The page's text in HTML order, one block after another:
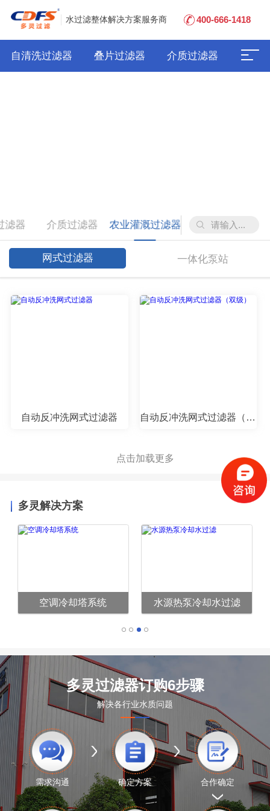
水过滤整体解决方案服务商 400-666-1418
自清洗过滤器 叠片过滤器 介质过滤器
滤器 介质过滤器 农业灌溉过滤器
网式过滤器 一体化泵站
自动反冲洗网式过滤器 自动反冲洗网式过滤器（双级）
点击加载更多
多灵解决方案
空调冷却塔系统 水源热泵冷却水过滤
多灵过滤器订购6步骤
解决各行业水质问题
需求沟通 确定方案 合作确定